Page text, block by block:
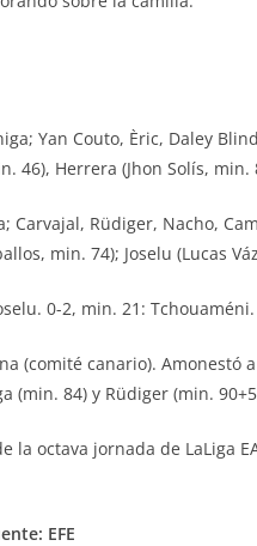
Yan Couto, Èric, Daley
46), Herrera (Jhon Solís,
Carvajal, Rüdiger, Nacho,
min. 74); Joselu (Lucas
0-2, min. 21:
(comité canario). Amonestó
(min. 84) y Rüdiger (min.
la octava jornada de LaLiga
EFE